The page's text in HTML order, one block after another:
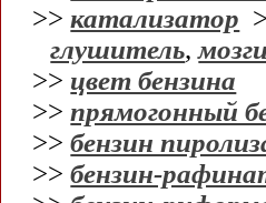
>>катализатор
глушитель,
>> цвет бензина
>>прямогонный
>>бензин
>>бензин-